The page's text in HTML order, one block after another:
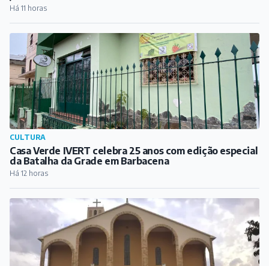
Há 11 horas
CULTURA
Casa Verde IVERT celebra 25 anos com edição especial
da Batalha da Grade em Barbacena
Há 12 horas